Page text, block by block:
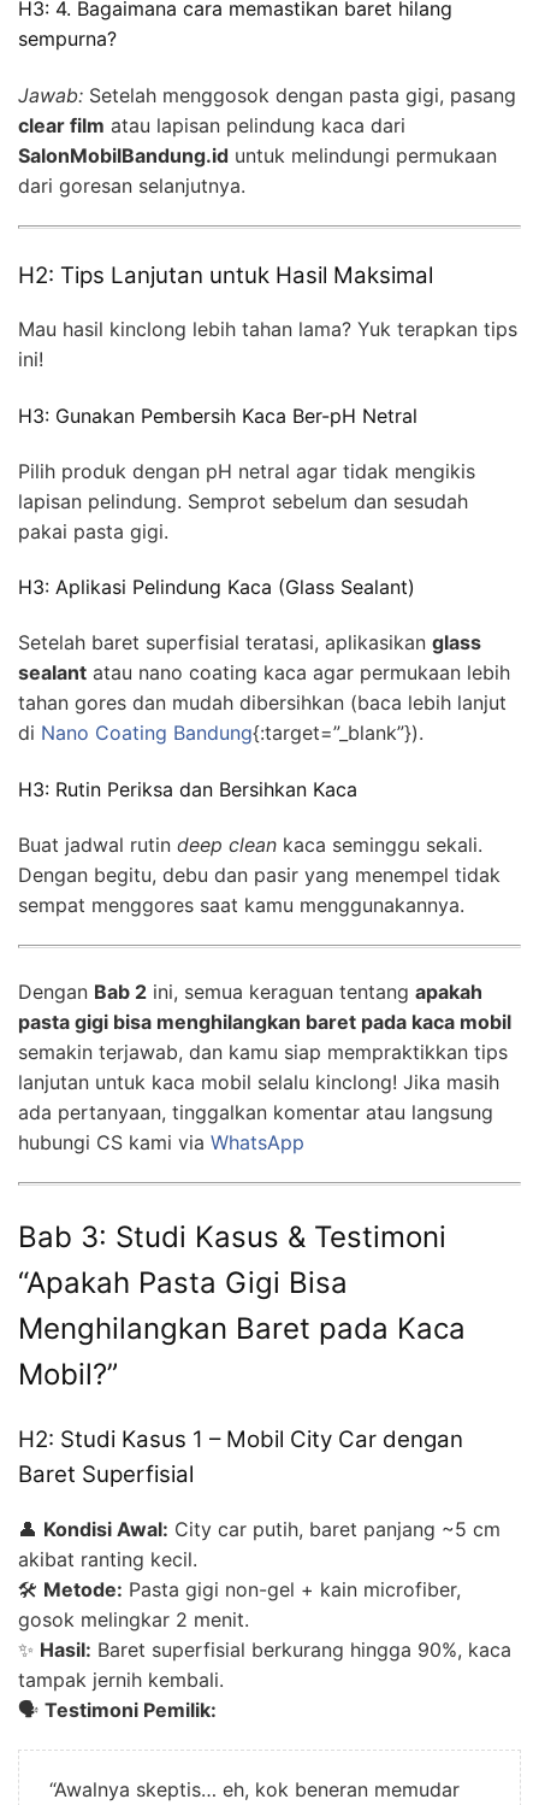
H3: 4. Bagaimana cara memastikan baret hilang
sempurna?
Jawab: Setelah menggosok dengan pasta gigi, pasang
clear film atau lapisan pelindung kaca dari
SalonMobilBandung.id untuk melindungi permukaan
dari goresan selanjutnya.
H2: Tips Lanjutan untuk Hasil Maksimal
Mau hasil kinclong lebih tahan lama? Yuk terapkan tips
ini!
H3: Gunakan Pembersih Kaca Ber-pH Netral
Pilih produk dengan pH netral agar tidak mengikis
lapisan pelindung. Semprot sebelum dan sesudah
pakai pasta gigi.
H3: Aplikasi Pelindung Kaca (Glass Sealant)
Setelah baret superfisial teratasi, aplikasikan glass
sealant atau nano coating kaca agar permukaan lebih
tahan gores dan mudah dibersihkan (baca lebih lanjut
di Nano Coating Bandung{:target=”_blank”}).
H3: Rutin Periksa dan Bersihkan Kaca
Buat jadwal rutin deep clean kaca seminggu sekali.
Dengan begitu, debu dan pasir yang menempel tidak
sempat menggores saat kamu menggunakannya.
Dengan Bab 2 ini, semua keraguan tentang apakah
pasta gigi bisa menghilangkan baret pada kaca mobil
semakin terjawab, dan kamu siap mempraktikkan tips
lanjutan untuk kaca mobil selalu kinclong! Jika masih
ada pertanyaan, tinggalkan komentar atau langsung
hubungi CS kami via WhatsApp
Bab 3: Studi Kasus & Testimoni
“Apakah Pasta Gigi Bisa
Menghilangkan Baret pada Kaca
Mobil?”
H2: Studi Kasus 1 – Mobil City Car dengan
Baret Superfisial
👤 Kondisi Awal: City car putih, baret panjang ~5 cm
akibat ranting kecil.
🛠️ Metode: Pasta gigi non-gel + kain microfiber,
gosok melingkar 2 menit.
✨ Hasil: Baret superfisial berkurang hingga 90%, kaca
tampak jernih kembali.
🗣️ Testimoni Pemilik:
“Awalnya skeptis… eh, kok beneran memudar